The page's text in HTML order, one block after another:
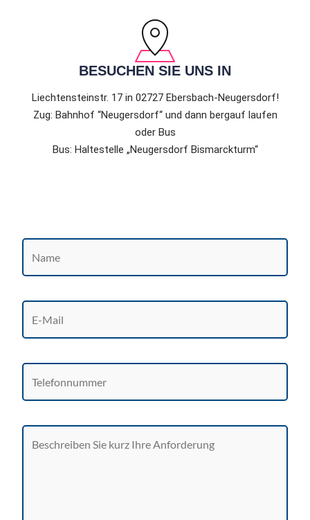
BESUCHEN SIE UNS IN
Liechtensteinstr. 17 in 02727 Ebersbach-Neugersdorf!
Zug: Bahnhof “Neugersdorf“ und dann bergauf laufen
oder Bus
Bus: Haltestelle „Neugersdorf Bismarckturm“